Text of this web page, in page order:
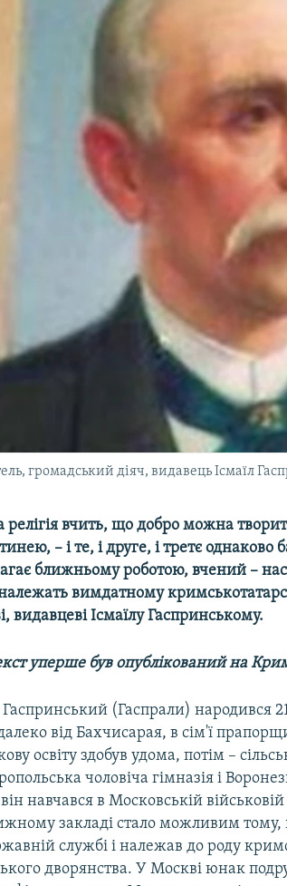
громадський діяч, видавець Ісмаїл
вчить, що добро можна
– і те, і друге, і третє однаково
ближньому роботою, вчений –
вимдатному
видавцеві Ісмаїлу Гаспринському.
уперше був опублікований на
Гаспринський (Гаспрали) народився
від Бахчисарая, в сім'ї
освіту здобув удома, потім –
чоловіча гімназія і
навчався в Московській
закладі стало можливим тому,
службі і належав до роду
дворянства. У Москві юнак